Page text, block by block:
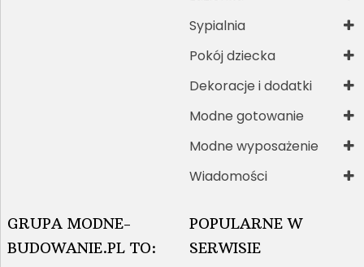
Sypialnia
Pokój dziecka
Dekoracje i dodatki
Modne gotowanie
Modne wyposażenie
Wiadomości
GRUPA MODNE-
BUDOWANIE.PL TO:
POPULARNE W
SERWISIE